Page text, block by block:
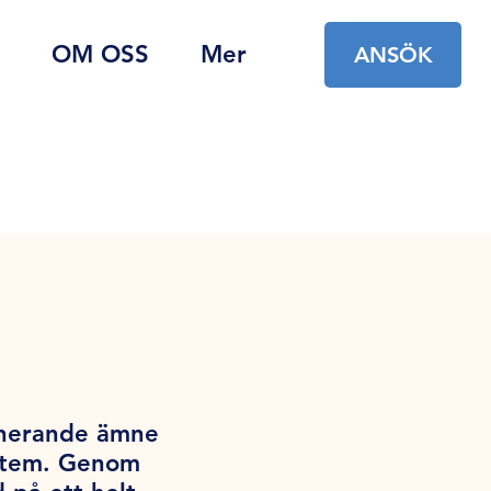
OM OSS Mer ANSÖK
ämne
Genom